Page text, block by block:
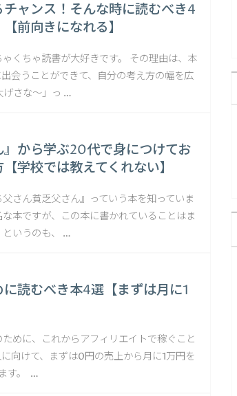
ャンス！そんな時に読むべき4
前向きになれる】
くちゃ読書が大好きです。 その理由は、本
会うことができて、自分の考え方の幅を広
げさな〜」っ …
』から学ぶ20代で身につけてお
学校では教えてくれない】
さん貧乏父さん』っていう本を知っていま
本ですが、この本に書かれていることはま
というのも、 …
読むべき本4選【まずは月に1
めに、これからアフィリエイトで稼ぐこと
向けて、まずは0円の売上から月に1万円を
す。 …